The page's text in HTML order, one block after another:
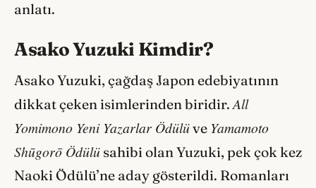
anlatı.
Asako Yuzuki Kimdir?
Asako Yuzuki, çağdaş Japon edebiyatının
dikkat çeken isimlerinden biridir. All
Yomimono Yeni Yazarlar Ödülüve Yamamoto
Shūgorō Ödülü sahibi olan Yuzuki, pek çok kez
Naoki Ödülü’ne aday gösterildi. Romanları